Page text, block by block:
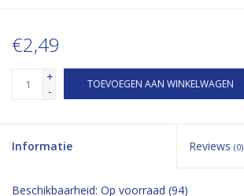
€2,49
+
-
TOEVOEGEN AAN WINKELWAGEN
Informatie Reviews (0)
Beschikbaarheid: Op voorraad (94)